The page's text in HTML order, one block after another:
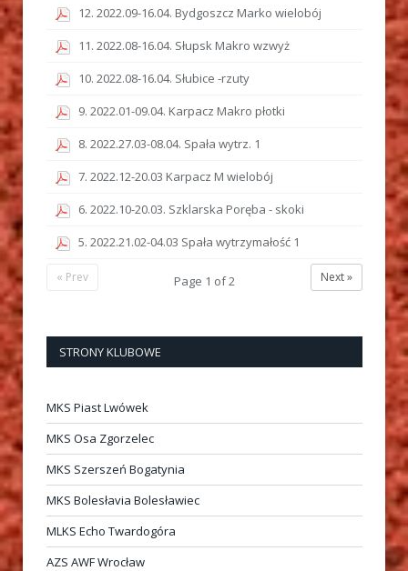
12. 2022.09-16.04. Bydgoszcz Marko wielobój
11. 2022.08-16.04. Słupsk Makro wzwyż
10. 2022.08-16.04. Słubice -rzuty
9. 2022.01-09.04. Karpacz Makro płotki
8. 2022.27.03-08.04. Spała wytrz. 1
7. 2022.12-20.03 Karpacz M wielobój
6. 2022.10-20.03. Szklarska Poręba - skoki
5. 2022.21.02-04.03 Spała wytrzymałość 1
Next »
Page 1 of2
« Prev
STRONY KLUBOWE
MKS Piast Lwówek
MKS Osa Zgorzelec
MKS Szerszeń Bogatynia
MKS Bolesłavia Bolesławiec
MLKS Echo Twardogóra
AZS AWF Wrocław